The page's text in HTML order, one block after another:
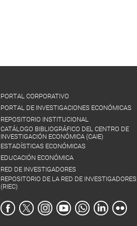
PORTAL CORPORATIVO
PORTAL DE INVESTIGACIONES ECONÓMICAS
REPOSITORIO INSTITUCIONAL
CATÁLOGO BIBLIOGRÁFICO DEL CENTRO DE
INVESTIGACIÓN ECONÓMICA (CAIE)
ESTADÍSTICAS ECONÓMICAS
EDUCACIÓN ECONÓMICA
RED DE INVESTIGADORES
REPOSITORIO DE LA RED DE INVESTIGADORES
(RIEC)